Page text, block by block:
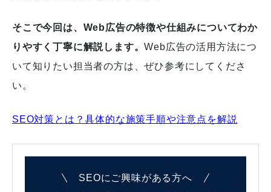
そこで今回は、Web広告の特徴や仕組みについてわか
りやすく丁寧に解説します。Web広告の活用方法につ
いて知りたい担当者の方は、ぜひ参考にしてくださ
い。
SEO対策とは？具体的な施策手順や注意点を解説
SEOにご興味がある方へ